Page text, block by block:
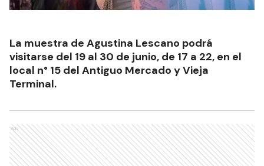
La muestra de Agustina Lescano podrá
visitarse del 19 al 30 de junio, de 17 a 22, en el
local n° 15 del Antiguo Mercado y Vieja
Terminal.
Ads